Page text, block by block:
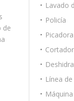
de
Lavado
Policía